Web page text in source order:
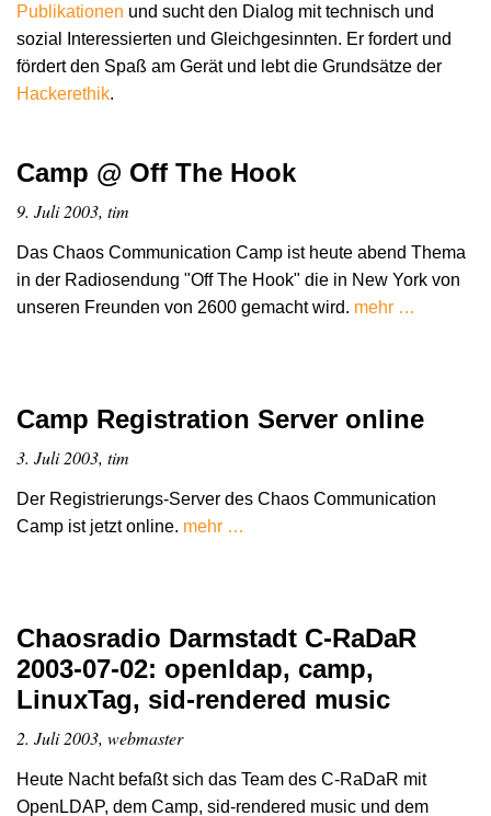
Publikationen und sucht den Dialog mit technisch und
sozial Interessierten und Gleichgesinnten. Er fordert und
fördert den Spaß am Gerät und lebt die Grundsätze der
Hacker­ethik.
Camp @ Off The Hook
9. Juli 2003, tim
Das Chaos Communication Camp ist heute abend Thema
in der Radiosendung "Off The Hook" die in New York von
unseren Freunden von 2600 gemacht wird. mehr …
Camp Registration Server online
3. Juli 2003, tim
Der Registrierungs-Server des Chaos Communication
Camp ist jetzt online. mehr …
Chaosradio Darmstadt C-RaDaR
2003-07-02: openldap, camp,
LinuxTag, sid-rendered music
2. Juli 2003, webmaster
Heute Nacht befaßt sich das Team des C-RaDaR mit
OpenLDAP, dem Camp, sid-rendered music und dem